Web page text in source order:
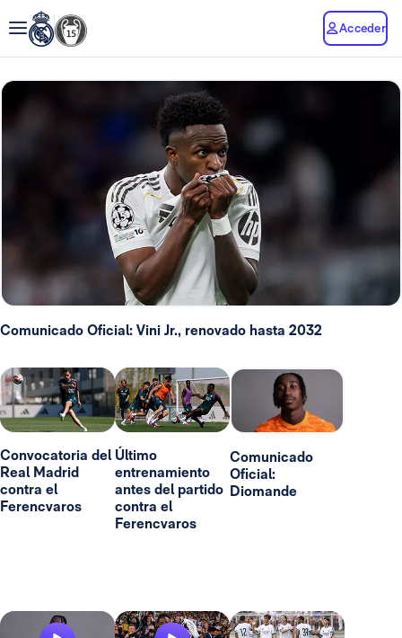
Acceder
Comunicado Oficial: Vini Jr., renovado hasta 2032
Convocatoria del
Real Madrid
contra el
Ferencvaros
Último
entrenamiento
antes del partido
contra el
Ferencvaros
Comunicado
Oficial:
Diomande